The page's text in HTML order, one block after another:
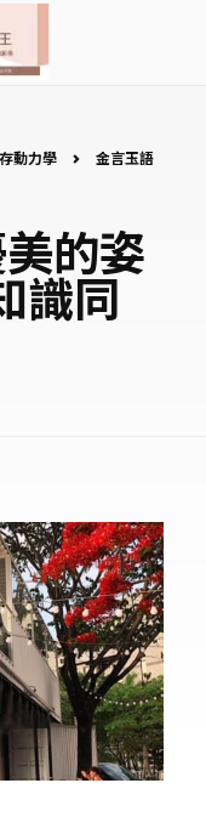
動力學
金言玉語
的姿
識同